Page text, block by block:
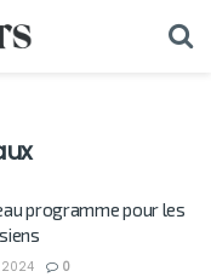
programme pour les
2024 0